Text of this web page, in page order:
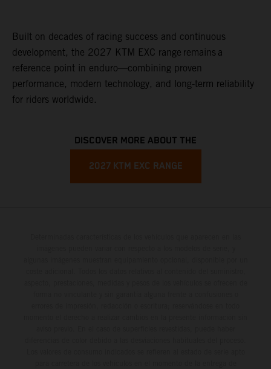
Built on decades of racing success and continuous
development, the 2027 KTM EXC range remains a
reference point in enduro—combining proven
performance, modern technology, and long-term reliability
for riders worldwide.
DISCOVER MORE ABOUT THE
2027 KTM EXC RANGE